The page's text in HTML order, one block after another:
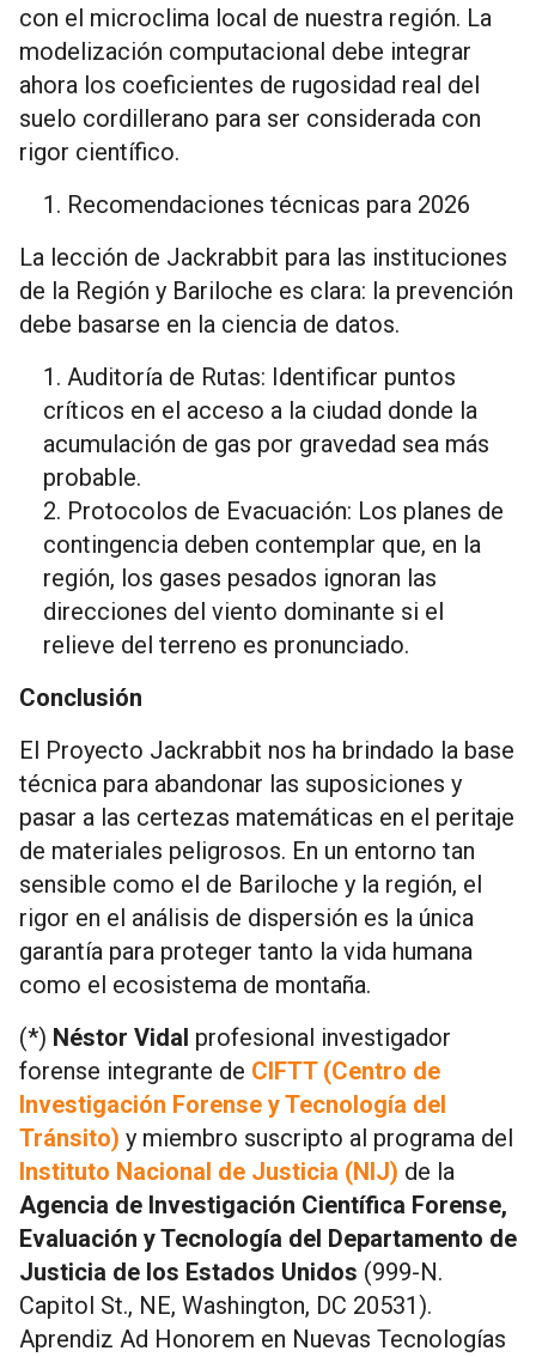
con el microclima local de nuestra región. La
modelización computacional debe integrar
ahora los coeficientes de rugosidad real del
suelo cordillerano para ser considerada con
rigor científico.
Recomendaciones técnicas para 2026
La lección de Jackrabbit para las instituciones
de la Región y Bariloche es clara: la prevención
debe basarse en la ciencia de datos.
Auditoría de Rutas: Identificar puntos
críticos en el acceso a la ciudad donde la
acumulación de gas por gravedad sea más
probable.
Protocolos de Evacuación: Los planes de
contingencia deben contemplar que, en la
región, los gases pesados ignoran las
direcciones del viento dominante si el
relieve del terreno es pronunciado.
Conclusión
El Proyecto Jackrabbit nos ha brindado la base
técnica para abandonar las suposiciones y
pasar a las certezas matemáticas en el peritaje
de materiales peligrosos. En un entorno tan
sensible como el de Bariloche y la región, el
rigor en el análisis de dispersión es la única
garantía para proteger tanto la vida humana
como el ecosistema de montaña.
(*) Néstor Vidal profesional investigador
forense integrante de CIFTT (Centro de
Investigación Forense y Tecnología del
Tránsito) y miembro suscripto al programa del
Instituto Nacional de Justicia (NIJ) de la
Agencia de Investigación Científica Forense,
Evaluación y Tecnología del Departamento de
Justicia de los Estados Unidos (999-N.
Capitol St., NE, Washington, DC 20531).
Aprendiz Ad Honorem en Nuevas Tecnologías